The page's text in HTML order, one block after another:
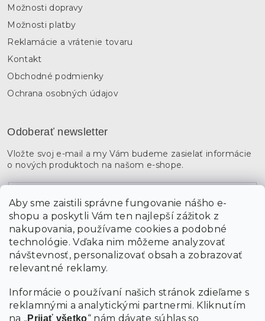
Aby sme zaistili správne fungovanie nášho e-
shopu a poskytli Vám ten najlepší zážitok z
nakupovania, používame cookies a podobné
technológie. Vďaka nim môžeme analyzovať
návštevnosť, personalizovať obsah a zobrazovať
relevantné reklamy.
Informácie o používaní našich stránok zdieľame s
reklamnými a analytickými partnermi. Kliknutím
na „ Prijať všetko“ nám dávate súhlas so
Možnosti dopravy
Možnosti platby
Reklamácie a vrátenie tovaru
Kontakt
Obchodné podmienky
Ochrana osobných údajov
Odoberať newsletter
Vložte svoj e-mail a my Vám budeme zasielať informácie
o nových produktoch na našom e-shope.
Vložením údajov súhlasíte s podmienkami ochrany
osobných údajov
PRIHLÁSIŤ SA